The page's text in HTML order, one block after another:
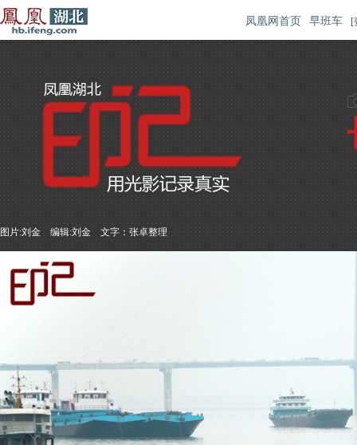
凤凰网首页 早班车 [
图片:刘金 编辑:刘金 文字：张卓整理